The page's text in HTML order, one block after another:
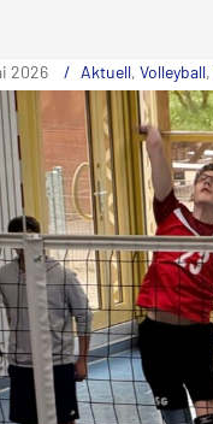
2026 Aktuell, Volleyball,